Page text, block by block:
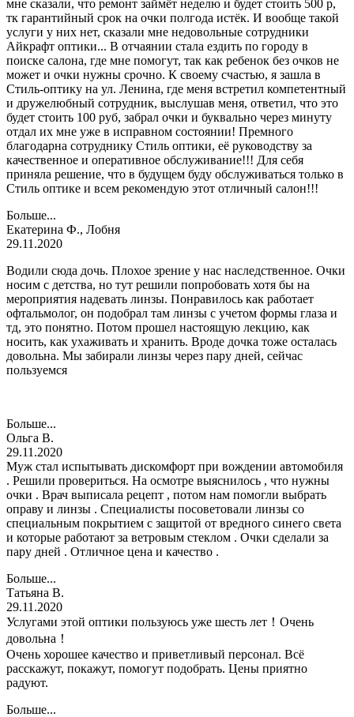
мне сказали, что ремонт займёт неделю и будет стоить 500 р,
тк гарантийный срок на очки полгода истёк. И вообще такой
услуги у них нет, сказали мне недовольные сотрудники
Айкрафт оптики... В отчаянии стала ездить по городу в
поиске салона, где мне помогут, так как ребенок без очков не
может и очки нужны срочно. К своему счастью, я зашла в
Стиль-оптику на ул. Ленина, где меня встретил компетентный
и дружелюбный сотрудник, выслушав меня, ответил, что это
будет стоить 100 руб, забрал очки и буквально через минуту
отдал их мне уже в исправном состоянии! Премного
благодарна сотруднику Стиль оптики, её руководству за
качественное и оперативное обслуживание!!! Для себя
приняла решение, что в будущем буду обслуживаться только в
Стиль оптике и всем рекомендую этот отличный салон!!!
Больше...
Екатерина Ф., Лобня
29.11.2020
Водили сюда дочь. Плохое зрение у нас наследственное. Очки
носим с детства, но тут решили попробовать хотя бы на
мероприятия надевать линзы. Понравилось как работает
офтальмолог, он подобрал там линзы с учетом формы глаза и
тд, это понятно. Потом прошел настоящую лекцию, как
носить, как ухаживать и хранить. Вроде дочка тоже осталась
довольна. Мы забирали линзы через пару дней, сейчас
пользуемся
Больше...
Ольга В.
29.11.2020
Муж стал испытывать дискомфорт при вождении автомобиля
. Решили провериться. На осмотре выяснилось , что нужны
очки . Врач выписала рецепт , потом нам помогли выбрать
оправу и линзы . Специалисты посоветовали линзы со
специальным покрытием с защитой от вредного синего света
и которые работают за ветровым стеклом . Очки сделали за
пару дней . Отличное цена и качество .
Больше...
Татьяна В.
29.11.2020
Услугами этой оптики пользуюсь уже шесть лет！Очень
довольна！
Очень хорошее качество и приветливый персонал. Всё
расскажут, покажут, помогут подобрать. Цены приятно
радуют.
Больше...